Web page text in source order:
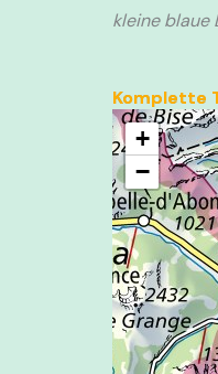
kleine blaue
Komplette
+
−